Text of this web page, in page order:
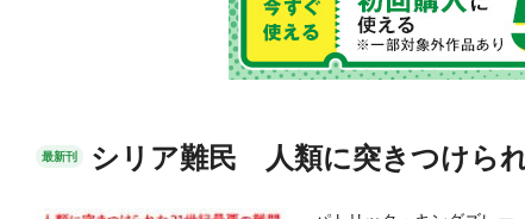
最新刊 シリア難民 人類に突きつけら